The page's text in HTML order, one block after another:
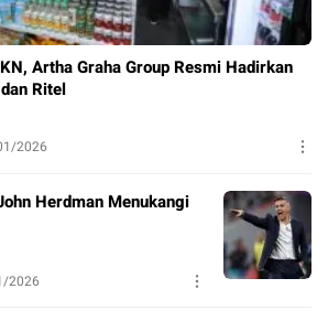
Artha Graha Group Resmi Hadirkan
Ritel
2026
Herdman Menukangi
2026